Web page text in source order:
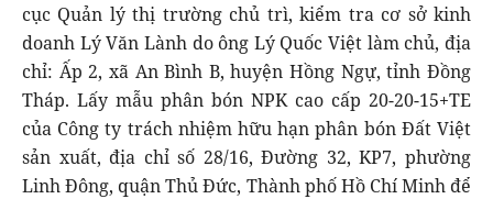
cục Quản lý thị trường chủ trì, kiểm tra cơ sở kinh
doanh Lý Văn Lành do ông Lý Quốc Việt làm chủ, địa
chỉ: Ấp 2, xã An Bình B, huyện Hồng Ngự, tỉnh Đồng
Tháp. Lấy mẫu phân bón NPK cao cấp 20-20-15+TE
của Công ty trách nhiệm hữu hạn phân bón Đất Việt
sản xuất, địa chỉ số 28/16, Đường 32, KP7, phường
Linh Đông, quận Thủ Đức, Thành phố Hồ Chí Minh để